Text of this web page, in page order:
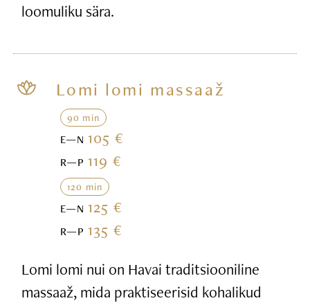
loomuliku sära.
Lomi lomi massaaž
90 min
E—N105 €
R—P119 €
120 min
E—N125 €
R—P135 €
Lomi lomi nui on Havai traditsiooniline
massaaž, mida praktiseerisid kohalikud